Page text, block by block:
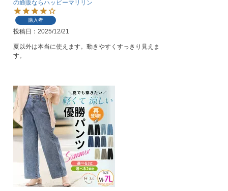
の通販ならハッピーマリリン
購入者
投稿日 2025/12/21
夏以外は本当に使えます。動きやすくすっきり見えま
す。